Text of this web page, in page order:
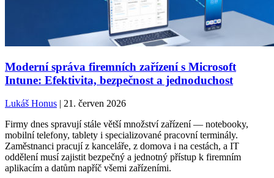
Moderní správa firemních zařízení s Microsoft
Intune: Efektivita, bezpečnost a jednoduchost
Lukáš Honus | 21. červen 2026
Firmy dnes spravují stále větší množství zařízení — notebooky,
mobilní telefony, tablety i specializované pracovní terminály.
Zaměstnanci pracují z kanceláře, z domova i na cestách, a IT
oddělení musí zajistit bezpečný a jednotný přístup k firemním
aplikacím a datům napříč všemi zařízeními.